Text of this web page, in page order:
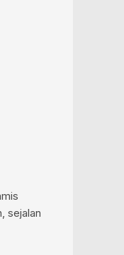
sejalan